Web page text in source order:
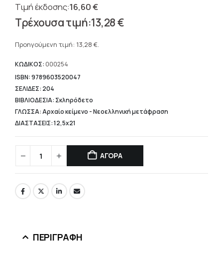
16,60€
Original
price
16,60 €.
13,28€
τρέχουσα
είναι:
13,28 €.
Προηγούμενη τιμή: 13,28 €.
ΚΩΔΙΚΟΣ: 000254
ISBN: 9789603520047
ΣΕΛΙΔΕΣ: 204
ΒΙΒΛΙΟΔΕΣΙΑ: Σκληρόδετο
ΓΛΩΣΣΑ: Αρχαίο κείμενο - Νεοελληνική μετάφραση
ΔΙΑΣΤΑΣΕΙΣ: 12,5x21
ΑΓΟΡΑ
ΠΕΡΙΓΡΑΦΉ